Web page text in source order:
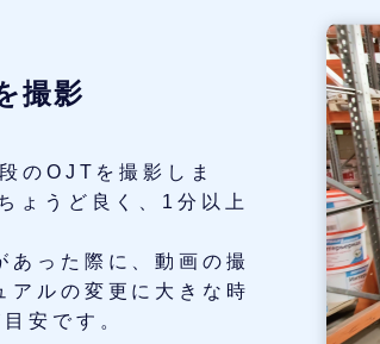
撮影
のOJTを撮影しま
ょうど良く、1分以上
あった際に、動画の撮
アルの変更に大きな時
安です。